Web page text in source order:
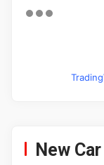
New Car